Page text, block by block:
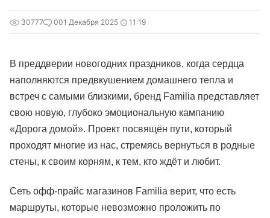
30777 001 Декабря 2025 11:19
В преддверии новогодних праздников, когда сердца
наполняются предвкушением домашнего тепла и
встреч с самыми близкими, бренд Familia представляет
свою новую, глубоко эмоциональную кампанию
«Дорога домой». Проект посвящён пути, который
проходят многие из нас, стремясь вернуться в родные
стены, к своим корням, к тем, кто ждёт и любит.
Сеть офф-прайс магазинов Familia верит, что есть
маршруты, которые невозможно проложить по